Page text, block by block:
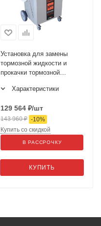
Установка для замены
тормозной жидкости и
прокачки тормозной
MK-2Характеристики
129 564 ₽/шт
143 960₽ -10%
КУПИТЬ
Купить со скидкой
В РАССРОЧКУ